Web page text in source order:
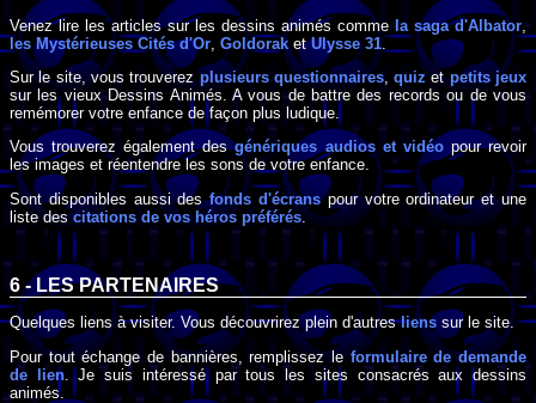
Venez lire les articles sur les dessins animés commela saga d'Albator ,
les Mystérieuses Cités d'Or GoldoraketUlysse 31.
Sur le site, vous trouverezplusieurs questionnaires,quizetpetits jeux
sur les vieux Dessins Animés. A vous de battre des records ou de vous
remémorer votre enfance de façon plus ludique.
Vous trouverez également desgénériques audios et vidéopour revoir
les images et réentendre les sons de votre enfance.
Sont disponibles aussi desfonds d'écranspour votre ordinateur et une
liste descitations de vos héros préférés.
6 - LES PARTENAIRES
Quelques liens à visiter. Vous découvrirez plein d'autresliens sur le site.
Pour tout échange de bannières, remplissez leformulaire de demande
de lien. Je suis intéressé par tous les sites consacrés aux dessins
animés.